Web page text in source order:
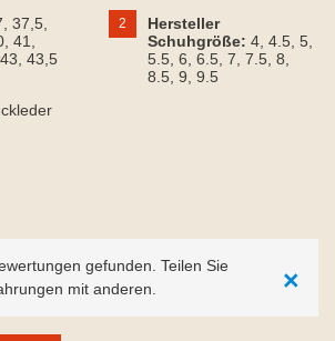
, 37,5
, 41
, 43 , 43,5
2
Hersteller
Schuhgröße: 4 , 4.5 , 5
5.5 , 6 , 6.5 , 7 , 7.5 , 8
8.5 , 9 , 9.5
gefunden. Teilen Sie
mit anderen.
×